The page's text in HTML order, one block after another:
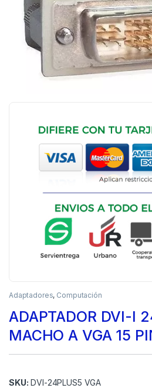
Adaptadores, Computación
ADAPTADOR DVI-I
MACHO A VGA 15
SKU: DVI-24PLUS5 VGA